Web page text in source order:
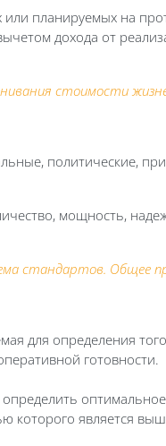
или планируемых на
дохода от
стоимости
политические,
мощность,
стандартов. Общее
для определения
готовности.
которого является